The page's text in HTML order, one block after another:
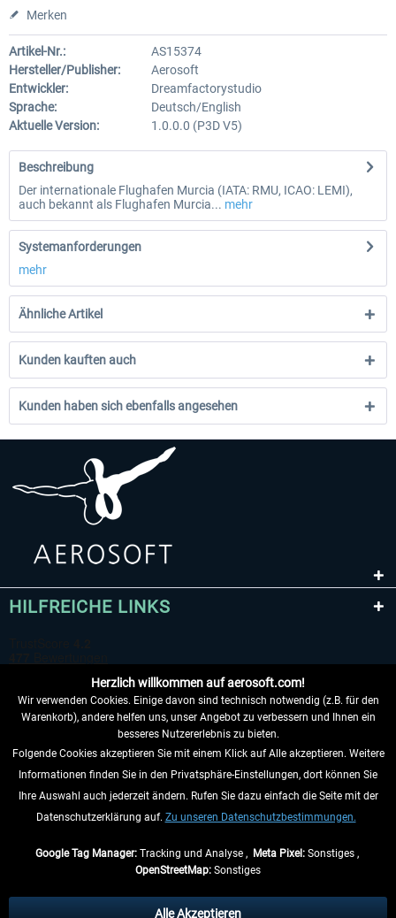
Merken
Artikel-Nr.:
AS15374
Hersteller/Publisher:
Aerosoft
Entwickler:
Dreamfactorystudio
Sprache:
Deutsch/English
Aktuelle Version:
1.0.0.0 (P3D V5)
Beschreibung
Der internationale Flughafen Murcia (IATA: RMU, ICAO: LEMI),
auch bekannt als Flughafen Murcia... mehr
Systemanforderungen
mehr
Ähnliche Artikel
Kunden kauften auch
Kunden haben sich ebenfalls angesehen
HILFREICHE LINKS
VERTRAG WIDERRUFEN
INFORMATIONEN
anders beschrieben.
Herzlich willkommen auf aerosoft.com!
Wir verwenden Cookies. Einige davon sind technisch notwendig (z.B. für den
Warenkorb), andere helfen uns, unser Angebot zu verbessern und Ihnen ein
besseres Nutzererlebnis zu bieten.
Folgende Cookies akzeptieren Sie mit einem Klick auf Alle akzeptieren. Weitere
Informationen finden Sie in den Privatsphäre-Einstellungen, dort können Sie
Ihre Auswahl auch jederzeit ändern. Rufen Sie dazu einfach die Seite mit der
Datenschutzerklärung auf. Zu unseren Datenschutzbestimmungen.
Google Tag Manager:Tracking und Analyse , Meta Pixel:Sonstiges ,
OpenStreetMap: Sonstiges
Alle Akzeptieren